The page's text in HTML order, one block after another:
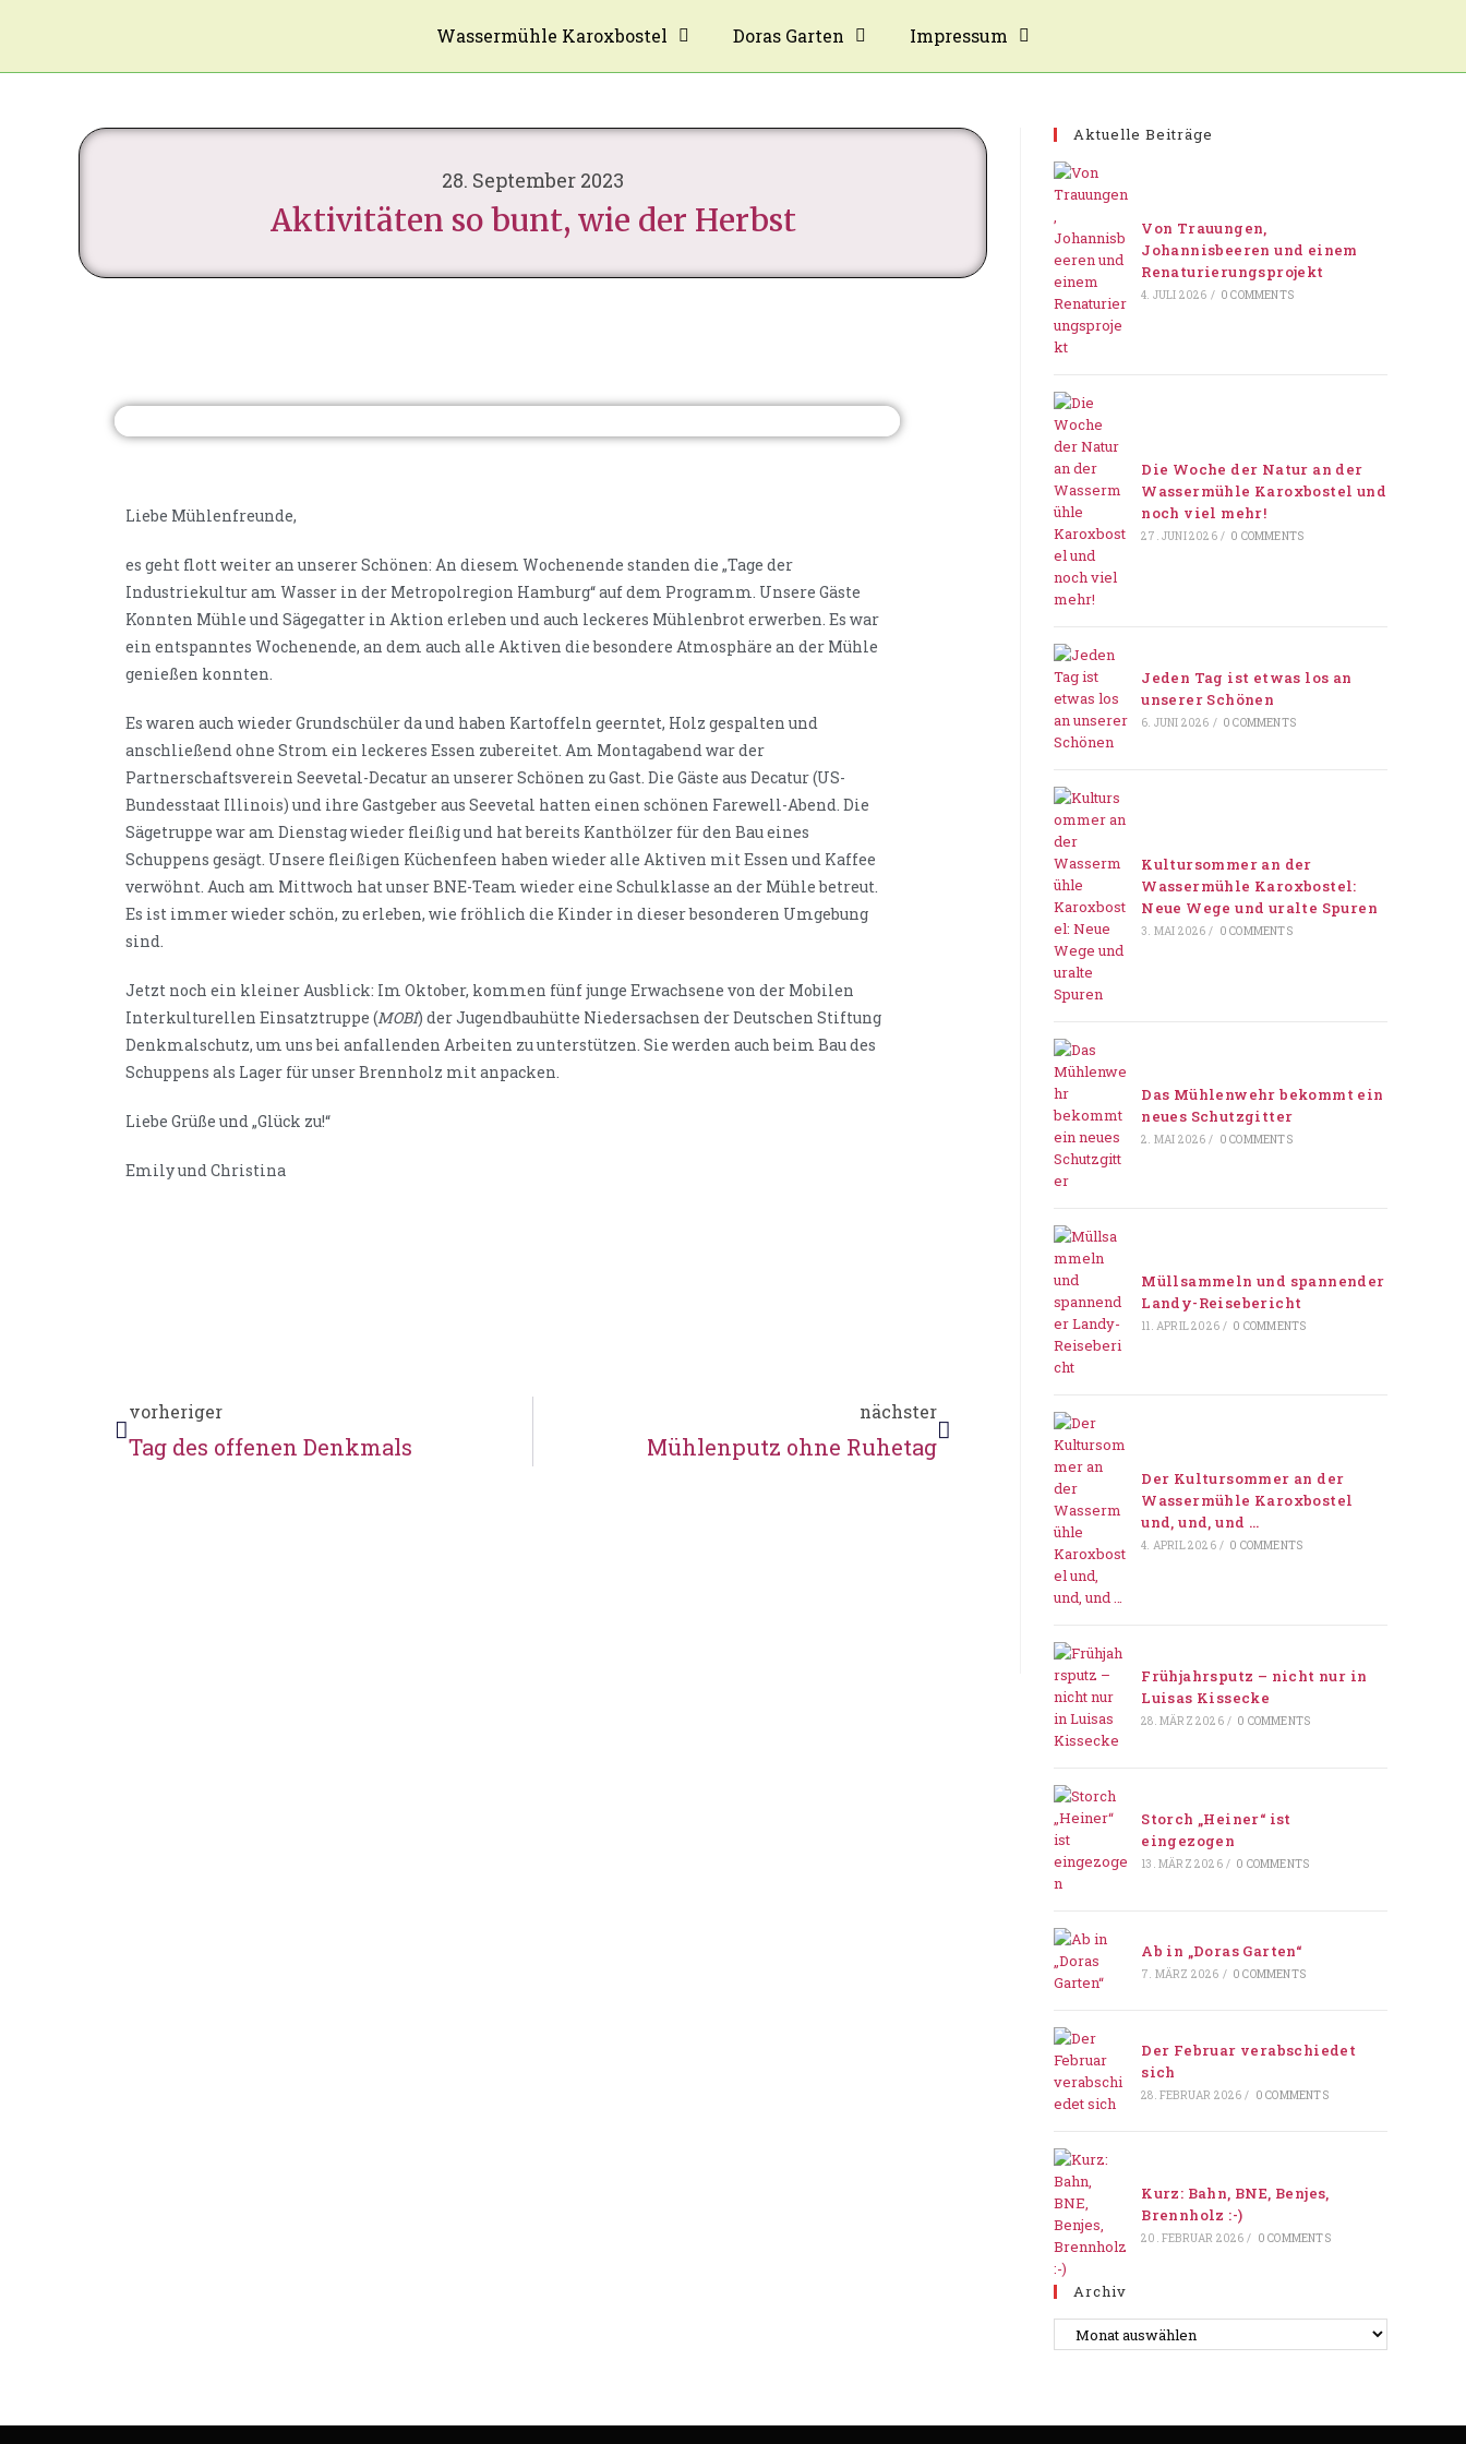
Wassermühle Karoxbostel Doras Garten Impressum
28. September 2023
Aktivitäten so bunt, wie der Herbst
Liebe Mühlenfreunde,
es geht flott weiter an unserer Schönen: An diesem Wochenende standen die „Tage der
Industriekultur am Wasser in der Metropolregion Hamburg“ auf dem Programm. Unsere Gäste
Konnten Mühle und Sägegatter in Aktion erleben und auch leckeres Mühlenbrot erwerben. Es war
ein entspanntes Wochenende, an dem auch alle Aktiven die besondere Atmosphäre an der Mühle
genießen konnten.
Es waren auch wieder Grundschüler da und haben Kartoffeln geerntet, Holz gespalten und
anschließend ohne Strom ein leckeres Essen zubereitet. Am Montagabend war der
Partnerschaftsverein Seevetal-Decatur an unserer Schönen zu Gast. Die Gäste aus Decatur (US-
Bundesstaat Illinois) und ihre Gastgeber aus Seevetal hatten einen schönen Farewell-Abend. Die
Sägetruppe war am Dienstag wieder fleißig und hat bereits Kanthölzer für den Bau eines
Schuppens gesägt. Unsere fleißigen Küchenfeen haben wieder alle Aktiven mit Essen und Kaffee
verwöhnt. Auch am Mittwoch hat unser BNE-Team wieder eine Schulklasse an der Mühle betreut.
Es ist immer wieder schön, zu erleben, wie fröhlich die Kinder in dieser besonderen Umgebung
sind.
Jetzt noch ein kleiner Ausblick: Im Oktober, kommen fünf junge Erwachsene von der Mobilen
Interkulturellen Einsatztruppe (MOBI) der Jugendbauhütte Niedersachsen der Deutschen Stiftung
Denkmalschutz, um uns bei anfallenden Arbeiten zu unterstützen. Sie werden auch beim Bau des
Schuppens als Lager für unser Brennholz mit anpacken.
Liebe Grüße und „Glück zu!“
Emily und Christina
vorheriger
Tag des offenen Denkmals
nächster
Mühlenputz ohne Ruhetag
Aktuelle Beiträge
Von Trauungen,
Johannisbeeren und einem
Renaturierungsprojekt
4. JULI 2026 / 0 COMMENTS
Die Woche der Natur an der
Wassermühle Karoxbostel und
noch viel mehr!
27. JUNI 2026 / 0 COMMENTS
Jeden Tag ist etwas los an
unserer Schönen
6. JUNI 2026 / 0 COMMENTS
Kultursommer an der
Wassermühle Karoxbostel:
Neue Wege und uralte Spuren
3. MAI 2026 / 0 COMMENTS
Das Mühlenwehr bekommt ein
neues Schutzgitter
2. MAI 2026 / 0 COMMENTS
Müllsammeln und spannender
Landy-Reisebericht
11. APRIL 2026 / 0 COMMENTS
Der Kultursommer an der
Wassermühle Karoxbostel
und, und, und …
4. APRIL 2026 / 0 COMMENTS
Frühjahrsputz – nicht nur in
Luisas Kissecke
28. MÄRZ 2026 / 0 COMMENTS
Storch „Heiner“ ist
eingezogen
13. MÄRZ 2026 / 0 COMMENTS
Ab in „Doras Garten“
7. MÄRZ 2026 / 0 COMMENTS
Der Februar verabschiedet
sich
28. FEBRUAR 2026 / 0 COMMENTS
Kurz: Bahn, BNE, Benjes,
Brennholz :-)
20. FEBRUAR 2026 / 0 COMMENTS
Archiv